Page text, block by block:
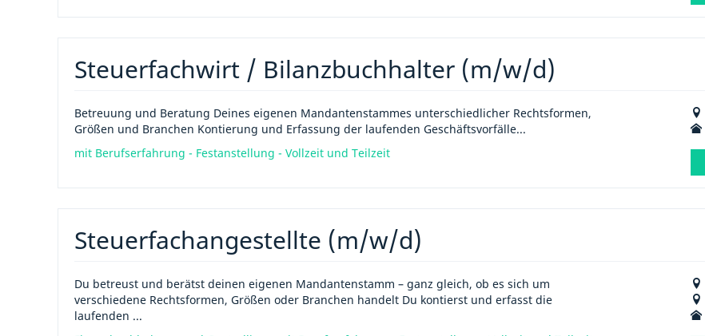
Steuerfachwirt / Bilanzbuchhalter (m/w/d)
Betreuung und Beratung Deines eigenen Mandantenstammes unterschiedlicher Rechtsformen,
Größen und Branchen Kontierung und Erfassung der laufenden Geschäftsvorfälle...
mit Berufserfahrung - Festanstellung - Vollzeit und Teilzeit
Steuerfachangestellte (m/w/d)
Du betreust und berätst deinen eigenen Mandantenstamm – ganz gleich, ob es sich um
verschiedene Rechtsformen, Größen oder Branchen handelt Du kontierst und erfasst die
laufenden ...